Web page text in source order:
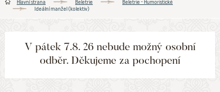
Hlavní strana Beletrie
Beletrie - Humoristické
Ideální manžel (kolektiv)
V pátek 7.8. 26 nebude možný osobní
odběr. Děkujeme za pochopení